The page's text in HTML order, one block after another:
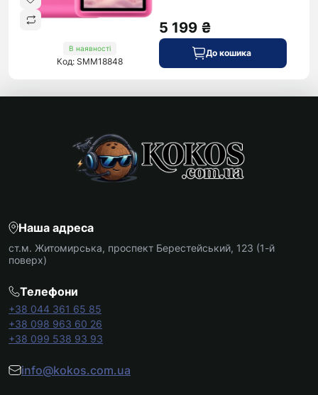
В наявності
Код: SMM18848
5 199 ₴
До кошика
Наша адреса
ст.м. Житомирська, проспект Берестейський, 123 (1-й
поверх)
Телефони
+38 044 361 65 85
+38 098 963 60 26
+38 099 538 93 93
info@kokos.com.ua